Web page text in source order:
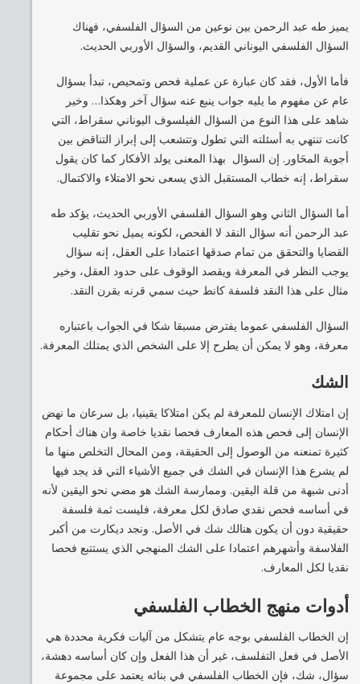
يميز طه عبد الرحمن بين نوعين من السؤال الفلسفي، فهناك
السؤال الفلسفي اليوناني القديم، والسؤال الأوربي الحديث.
فأما الأول، فقد كان عبارة عن عملية فحص وتمحيص، تبدأ بسؤال
عام عن مفهوم ما يليه جواب ينبع عنه سؤال آخر وهكذا… وخير
شاهد على هذا النوع من السؤال الفيلسوف اليوناني سقراط، التي
كانت تنتهي به أسئلته التي تطول وتتشعب إلى إبراز التناقض بين
أجوبة المحَاور. إن السؤال بهذا المعنى يولد الأفكار كما كان يقول
سقراط، إنه خطاب المستقبل الذي يسعى نحو الامتلاء والاكتمال.
أما السؤال الثاني وهو السؤال الفلسفي الأوربي الحديث، يؤكد طه
عبد الرحمن أنه سؤال النقد لا الفحص، لكونه يميل نحو تقليب
القضايا والتحقق من تمام صدقها اعتمادا على العقل، إنه سؤال
يوجب النظر في المعرفة ويقصد الوقوف على حدود العقل، وخير
مثال على هذا النقد فلسفة كانط حيث سمي قرنه بقرن النقد.
السؤال الفلسفي عموما يفترض مسبقا شكا في الجواب باعتباره
معرفة، وهو لا يمكن أن يطرح إلا على الشخص الذي يمتلك المعرفة.
الشك
إن امتلاك الإنسان للمعرفة لم يكن امتلاكا يقينيا، بل سرعان ما نهض
الإنسان إلى فحص هذه المعارف فحصا نقديا خاصة وان هناك أحكام
كثيرة تمنعنه من الوصول إلى الحقيقة، ومن المحال التخلص منها ما
لم يشرع هذا الإنسان في الشك في جميع الأشياء التي قد يجد فيها
أدنى شبهة من قلة اليقين. وممارسة الشك هو مضي نحو اليقين لأنه
في أساسه فحص نقدي صادق لكل معرفة، فليست ثمة فلسفة
حقيقية دون أن يكون هنالك شك في الأصل. ونجد ديكارت من أكبر
الفلاسفة وأشهرهم اعتمادا على الشك المنهجي الذي يستتبع فحصا
نقديا لكل المعارف.
أدوات منهج الخطاب الفلسفي
إن الخطاب الفلسفي بوجه عام يتشكل من آليات فكرية محددة هي
الأصل في فعل التفلسف، غير أن هذا الفعل وإن كان أساسه دهشة،
سؤال، شك، فإن الخطاب الفلسفي في بنائه يعتمد على مجموعة